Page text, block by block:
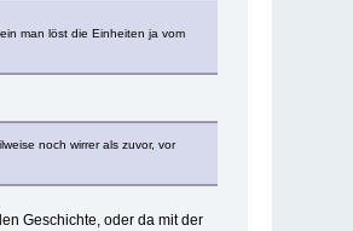
man löst die Einheiten ja vom
noch wirrer als zuvor, vor
Geschichte, oder da mit der